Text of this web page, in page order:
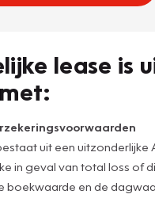
lease is
uit een uitzonderlijke
in geval van total loss of
boekwaarde en de